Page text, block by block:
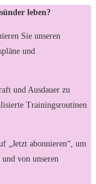
leben?
Sie unseren
und
und Ausdauer zu
Trainingsroutinen
„Jetzt abonnieren“, um
von unseren